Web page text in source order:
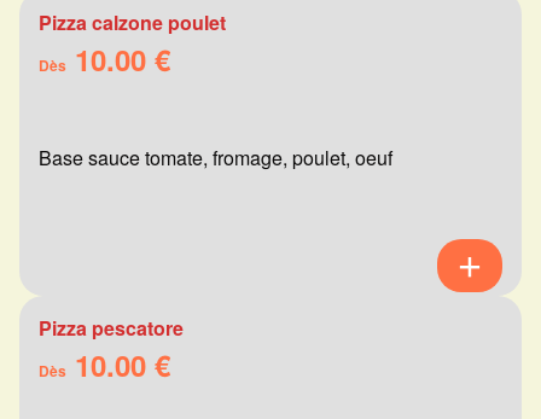
Pizza calzone poulet
Dès 10.00 €
Base sauce tomate, fromage, poulet, oeuf
Pizza pescatore
Dès 10.00 €